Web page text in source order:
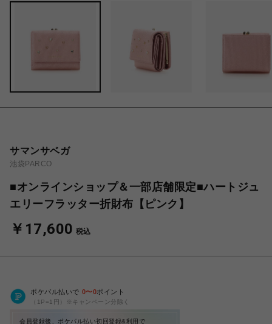
サマンサベガ
池袋PARCO
■オンラインショップ＆一部店舗限定■ハートジュ
エリーフラッター折財布【ピンク】
￥17,600 税込
ポケパル払いで 0〜0ポイント
（1P=1円）※キャンペーン分除く
会員登録後、ポケパル払い初回登録&利用で